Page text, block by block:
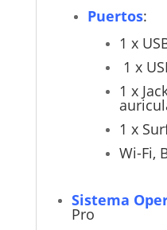
Puertos:
1 x
1 x
1 x
1 x
Wi-Fi,
Sistema
Pro